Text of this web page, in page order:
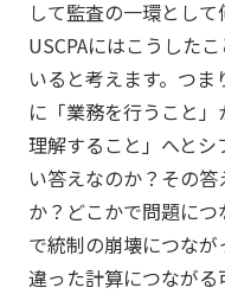
して監査の一環とし
USCPAにはこうした
いると考えます。つ
に「業務を行うこと
理解すること」へとシ
い答えなのか？その
か？どこかで問題に
で統制の崩壊につな
違った計算につながる